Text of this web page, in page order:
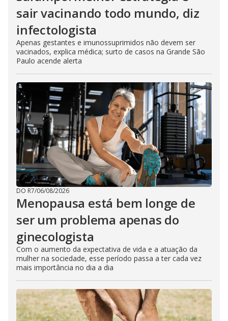
sair vacinando todo mundo, diz
infectologista
Apenas gestantes e imunossuprimidos não devem ser
vacinados, explica médica; surto de casos na Grande São
Paulo acende alerta
DO R7/06/08/2026
Menopausa está bem longe de
ser um problema apenas do
ginecologista
Com o aumento da expectativa de vida e a atuação da
mulher na sociedade, esse período passa a ter cada vez
mais importância no dia a dia